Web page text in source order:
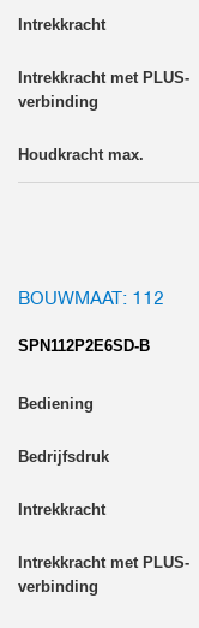
BOUWMAAT: 112
SPN112P2E6SD-B